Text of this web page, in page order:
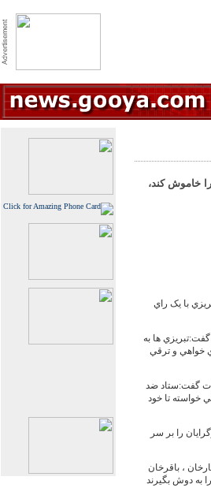
خاموش کند،
با يک راي
ها به
خواهي و ترقي
ستاد ضد اصلاحات گفت:ستاد ضد
خواسته تا خود
را بر سر
، باقرخان
به دوش بگيرند